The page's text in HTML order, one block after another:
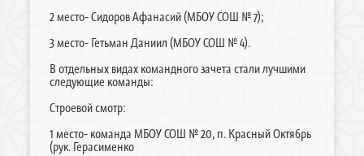
2 место- Сидоров Афанасий (МБОУ СОШ № 7);
3 место- Гетьман Даниил (МБОУ СОШ № 4).
В отдельных видах командного зачета стали лучшими
следующие команды:
Строевой смотр:
1 место- команда МБОУ СОШ № 20, п. Красный Октябрь
(рук. Герасименко